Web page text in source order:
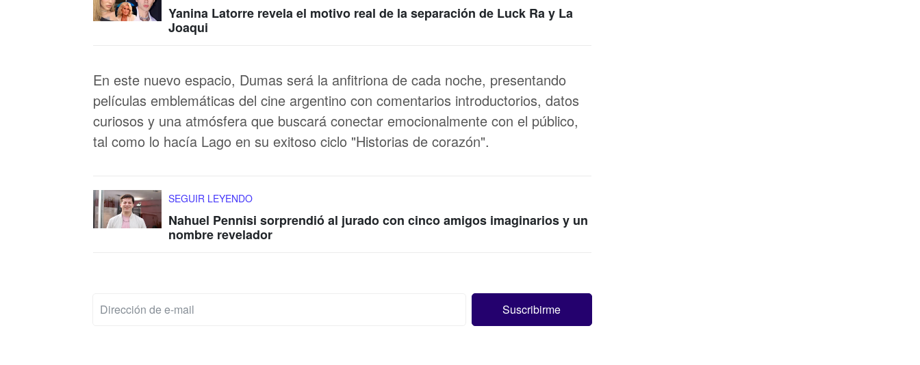
Yanina Latorre revela el motivo real de la separación de Luck Ra y La
Joaqui
En este nuevo espacio, Dumas será la anfitriona de cada noche, presentando
películas emblemáticas del cine argentino con comentarios introductorios, datos
curiosos y una atmósfera que buscará conectar emocionalmente con el público,
tal como lo hacía Lago en su exitoso ciclo "Historias de corazón".
SEGUIR LEYENDO
Nahuel Pennisi sorprendió al jurado con cinco amigos imaginarios y un
nombre revelador